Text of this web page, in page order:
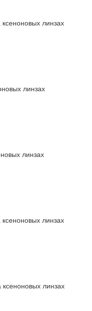
линзах
линзах
линзах
линзах
линзах